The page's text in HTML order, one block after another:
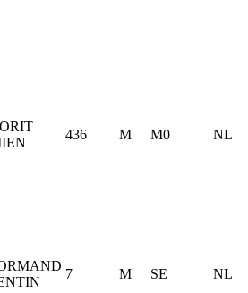
436 M M0 NL
7 M SE NL